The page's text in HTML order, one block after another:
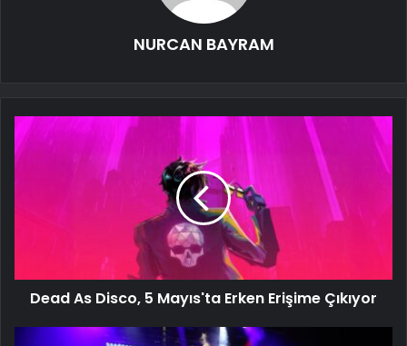
NURCAN BAYRAM
Dead As Disco, 5 Mayıs'ta Erken Erişime Çıkıyor